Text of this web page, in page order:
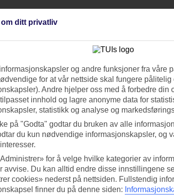
ditt privatliv
og andre funksjoner fra våre
for at vår nettside skal fungere
Andre hjelper oss med å forbedre din
innhold og lagre anonyme data for
statistikk og analyse og
på "Godta" godtar du bruken av alle
du kun nødvendige informasjonskapsler, og
for å velge hvilke kategorier av
avvise. Du kan alltid endre disse innstillingene
cookies» nederst på nettsiden. Fullstendig
finner du på denne siden: